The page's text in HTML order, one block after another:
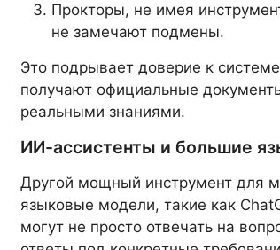
Прокторы, не имея
не замечают подмены.
Это подрывает доверие к
получают официальные
реальными знаниями.
ИИ-ассистенты и большие
Другой мощный инструмент для
языковые модели, такие как
могут не просто отвечать на